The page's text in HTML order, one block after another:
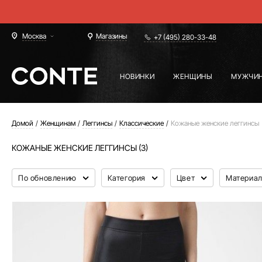
Москва Магазины +7 (495) 280-33-48
НОВИНКИ ЖЕНЩИНЫ
Домой Женщинам Леггинсы Классические Кожаные женские леггинсы
КОЖАНЫЕ ЖЕНСКИЕ ЛЕГГИНСЫ (3)
По обновлению Категория Цвет Материал